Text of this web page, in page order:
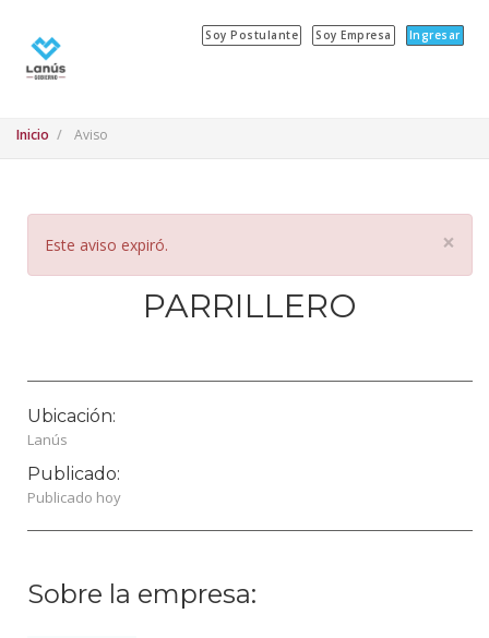
Soy Postulante Soy Empresa Ingresar
Inicio Aviso
×
Este aviso expiró.
PARRILLERO
Ubicación:
Lanús
Publicado:
Publicado hoy
Sobre la empresa: